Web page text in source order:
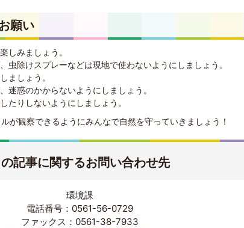
願い
しみましょう。
虫除けスプレーなどは現地で使わないようにしましょう。
ましょう。
迷惑のかからないようにしましょう。
たりしないようにしましょう。
が観察できるようにみんなで自然を守っていきましょう！
記事に関するお問い合わせ先
環境課
電話番号：0561-56-0729
ファックス：0561-38-7933